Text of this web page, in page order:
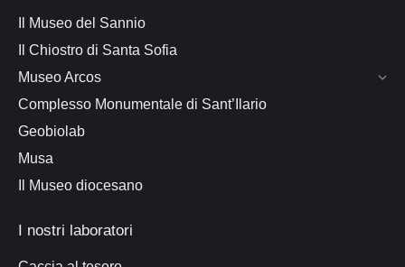
Il Museo del Sannio
Il Chiostro di Santa Sofia
Museo Arcos
Complesso Monumentale di Sant’Ilario
Geobiolab
Musa
Il Museo diocesano
I nostri laboratori